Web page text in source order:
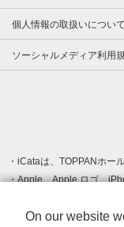
個人情報の取扱いについて
ソーシャルメディア利用
iCataは、TOPPANホー
Apple、Apple ロゴ、
登録された Apple Inc.
クです。
On our website